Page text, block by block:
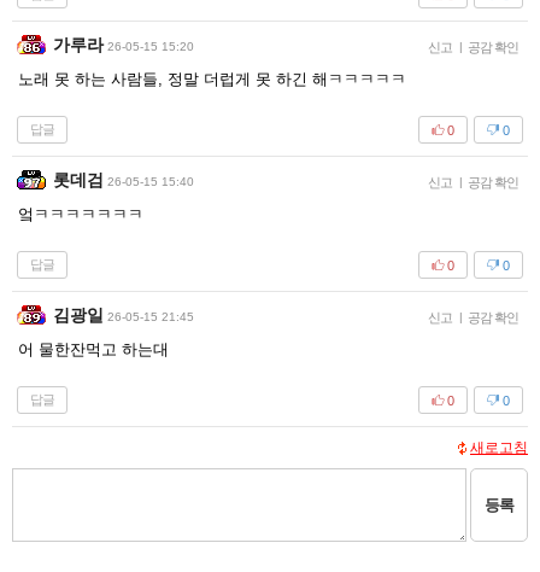
가루라 26-05-15 15:20 신고 | 공감 확인
노래 못 하는 사람들, 정말 더럽게 못 하긴 해ㅋㅋㅋㅋㅋ
답글 0
0
롯데검 26-05-15 15:40 신고 | 공감 확인
엌ㅋㅋㅋㅋㅋㅋㅋ
답글 0
0
김광일 26-05-15 21:45 신고 | 공감 확인
어 물한잔먹고 하는대
답글 0
0
새로고침
등록